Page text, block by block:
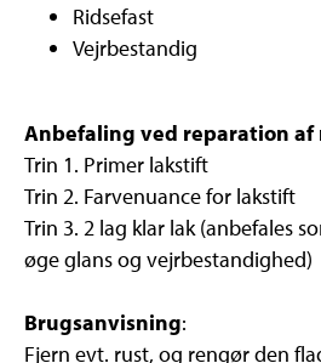
Ridsefast
Vejrbestandig
Anbefaling ved reparation af
Trin 1. Primer lakstift
Trin 2. Farvenuance for lakstift
Trin 3. 2 lag klar lak (anbefales
øge glans og vejrbestandighed)
Brugsanvisning:
Fjern evt. rust, og rengør den